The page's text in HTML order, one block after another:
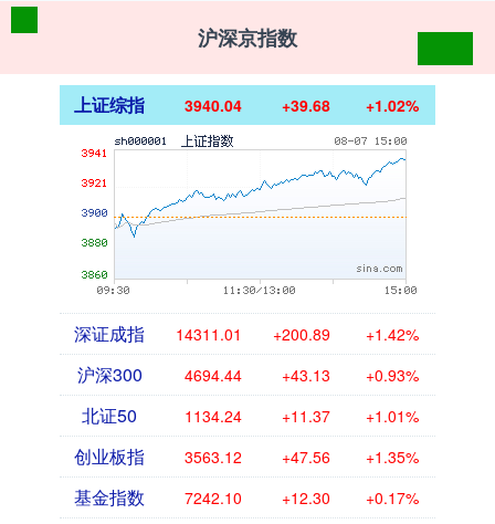
沪深京指数
上证综指 3940.04 +39.68 +1.02%
深证成指 14311.01 +200.89 +1.42%
沪深300 4694.44 +43.13 +0.93%
北证50 1134.24 +11.37 +1.01%
创业板指 3563.12 +47.56 +1.35%
基金指数 7242.10 +12.30 +0.17%